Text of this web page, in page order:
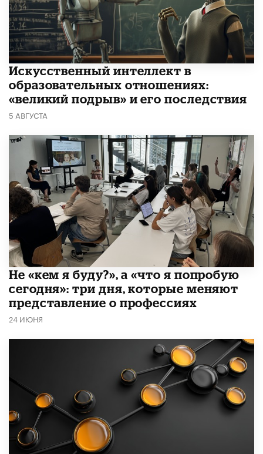
​Искусственный интеллект в
образовательных отношениях:
«великий подрыв» и его последствия
5 АВГУСТА
Не «кем я буду?», а «что я попробую
сегодня»: три дня, которые меняют
представление о профессиях
24 ИЮНЯ